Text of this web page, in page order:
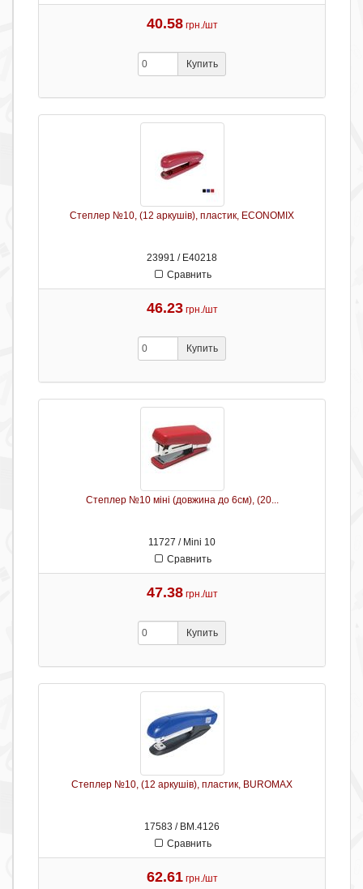
40.58 грн./шт
Купить
Степлер №10, (12 аркушів), пластик, ECONOMIX
23991 / Е40218
Сравнить
46.23 грн./шт
Купить
Степлер №10 міні (довжина до 6см), (20...
11727 / Mini 10
Сравнить
47.38 грн./шт
Купить
Степлер №10, (12 аркушів), пластик, BUROMAX
17583 / ВМ.4126
Сравнить
62.61 грн./шт